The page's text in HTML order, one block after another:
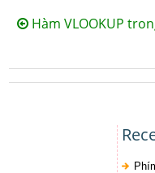
Hàm VLOOKUP